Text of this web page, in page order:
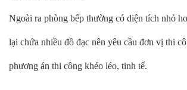
Ngoài ra phòng bếp thường có diện tích nhỏ
lại chứa nhiều đồ đạc nên yêu cầu đơn vị thi
phương án thi công khéo léo, tinh tế.